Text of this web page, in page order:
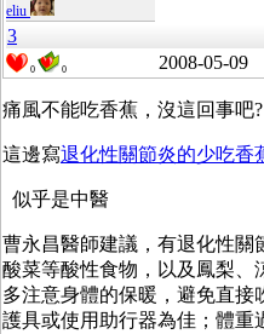
eliu
3
0 0 2008-05-09
痛風不能吃香蕉，沒這回事
這邊寫退化性關節炎的少吃香
似乎是中醫
曹永昌醫師建議，有退化性關
酸菜等酸性食物，以及鳳梨、
多注意身體的保暖，避免直接
護具或使用助行器為佳；體重